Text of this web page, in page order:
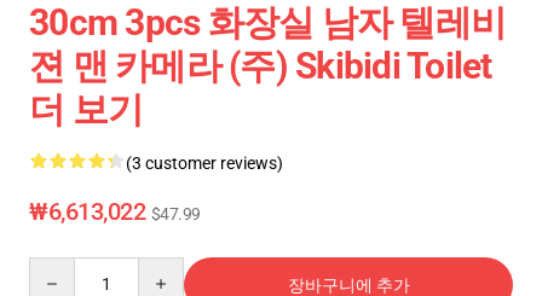
30cm 3pcs 화장실 남자 텔레비
젼 맨 카메라 (주) Skibidi Toilet
더 보기
(3 customer reviews)
₩6,613,022 $47.99
장바구니에 추가